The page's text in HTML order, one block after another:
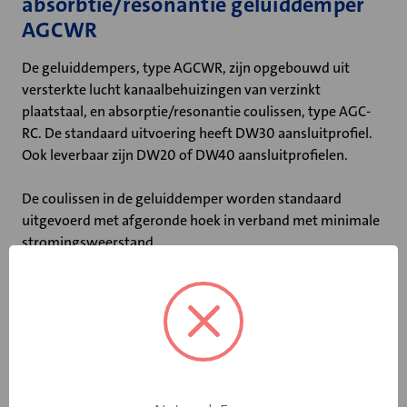
AGCWR
De geluiddempers, type AGCWR, zijn opgebouwd uit
versterkte lucht kanaalbehuizingen van verzinkt
plaatstaal, en absorptie/resonantie coulissen, type AGC-
RC. De standaard uitvoering heeft DW30 aansluitprofiel.
Ook leverbaar zijn DW20 of DW40 aansluitprofielen.
De coulissen in de geluiddemper worden standaard
uitgevoerd met afgeronde hoek in verband met minimale
stromingsweerstand.
Belangrijkste kenmerken:
• Coulissedikte van 100 mm
• Ook leverbaar met DW20 of DW40 profiel
• Niet-brandbaar volgens DIN 4102